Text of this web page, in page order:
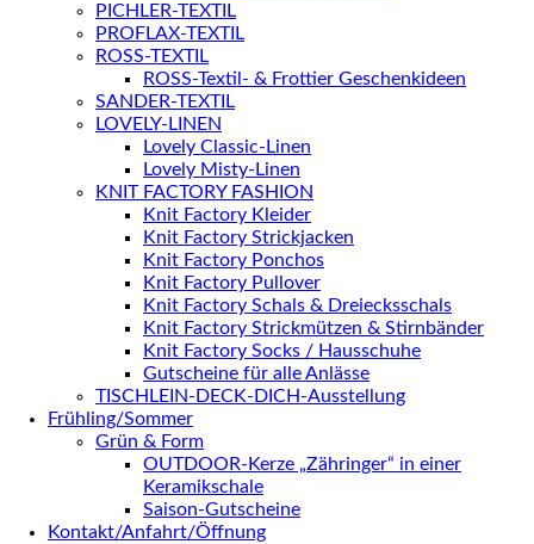
PICHLER-TEXTIL
PROFLAX-TEXTIL
ROSS-TEXTIL
ROSS-Textil- & Frottier Geschenkideen
SANDER-TEXTIL
LOVELY-LINEN
Lovely Classic-Linen
Lovely Misty-Linen
KNIT FACTORY FASHION
Knit Factory Kleider
Knit Factory Strickjacken
Knit Factory Ponchos
Knit Factory Pullover
Knit Factory Schals & Dreiecksschals
Knit Factory Strickmützen & Stirnbänder
Knit Factory Socks / Hausschuhe
Gutscheine für alle Anlässe
TISCHLEIN-DECK-DICH-Ausstellung
Frühling/Sommer
Grün & Form
OUTDOOR-Kerze „Zähringer“ in einer
Keramikschale
Saison-Gutscheine
Kontakt/Anfahrt/Öffnung